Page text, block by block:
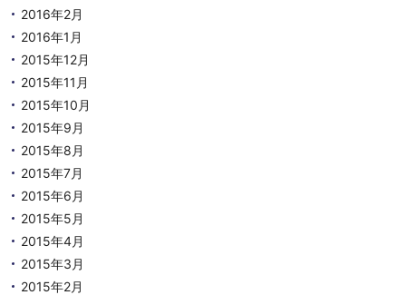
2016年2月
2016年1月
2015年12月
2015年11月
2015年10月
2015年9月
2015年8月
2015年7月
2015年6月
2015年5月
2015年4月
2015年3月
2015年2月